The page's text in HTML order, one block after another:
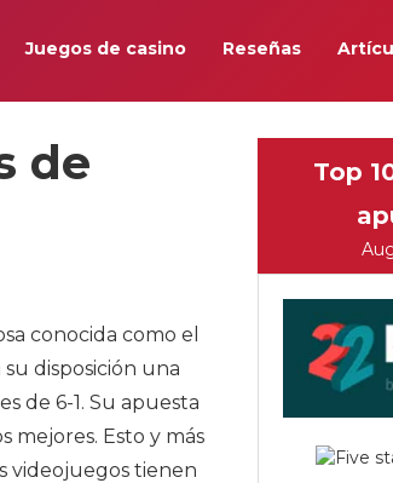
Juegos de casino Reseñas
de
conocida como el
disposición una
de 6-1. Su apuesta
mejores. Esto y más
videojuegos tienen
Top